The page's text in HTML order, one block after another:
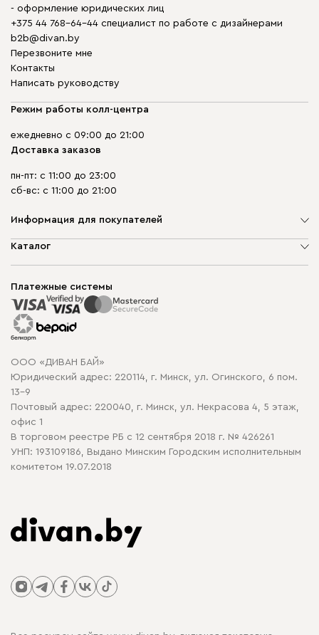
- оформление юридических лиц
+375 44 768-64-44 специалист по работе с дизайнерами
b2b@divan.by
Перезвоните мне
Контакты
Написать руководству
Режим работы колл-центра
ежедневно с 09:00 до 21:00
Доставка заказов
пн-пт: с 11:00 до 23:00
сб-вс: с 11:00 до 21:00
Информация для покупателей
О компании
Способы оплаты
Рассрочка и кредит
Гарантия
Карта сайта
Политика конфиденциальности
Политика в отношении обработки cookie
Каталог
Корпусная мебель
Распродажа мебели
Платежные системы
ООО «ДИВАН БАЙ»
Юридический адрес: 220114, г. Минск, ул. Огинского, 6 пом.
13-9
Почтовый адрес: 220040, г. Минск, ул. Некрасова 4, 5 этаж,
офис 1
В торговом реестре РБ с 12 сентября 2018 г. № 426261
УНП: 193109186, Выдано Минским Городским исполнительным
комитетом 19.07.2018